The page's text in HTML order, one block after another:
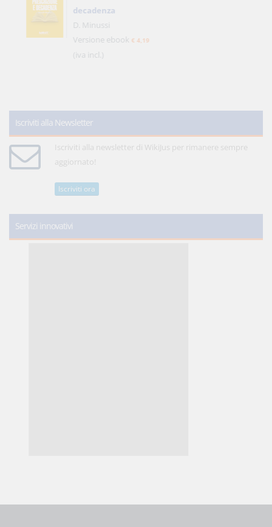
decadenza
D. Minussi
Versione ebook € 4,19
(iva incl.)
Iscriviti alla Newsletter
Iscriviti alla newsletter di WikiJus per rimanere sempre
aggiornato!
Iscriviti ora
Servizi innovativi